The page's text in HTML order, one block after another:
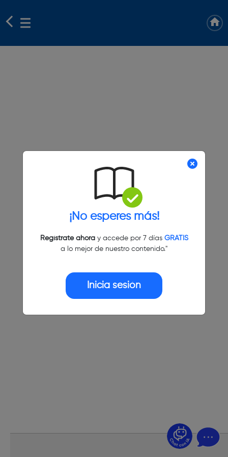
¡No esperes más!
Regístrate ahoray accede por 7 días GRATIS
a lo mejor de nuestro contenido."
Inicia sesión